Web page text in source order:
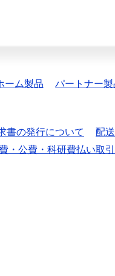
ーム製品 パートナー製
書の発行について 配
・公費・科研費払い取